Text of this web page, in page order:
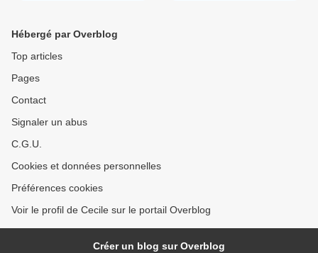
Hébergé par Overblog
Top articles
Pages
Contact
Signaler un abus
C.G.U.
Cookies et données personnelles
Préférences cookies
Voir le profil de Cecile sur le portail Overblog
Créer un blog sur Overblog